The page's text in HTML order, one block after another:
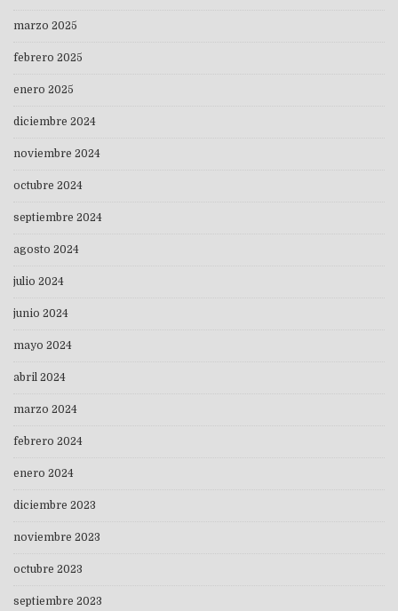
marzo 2025
febrero 2025
enero 2025
diciembre 2024
noviembre 2024
octubre 2024
septiembre 2024
agosto 2024
julio 2024
junio 2024
mayo 2024
abril 2024
marzo 2024
febrero 2024
enero 2024
diciembre 2023
noviembre 2023
octubre 2023
septiembre 2023